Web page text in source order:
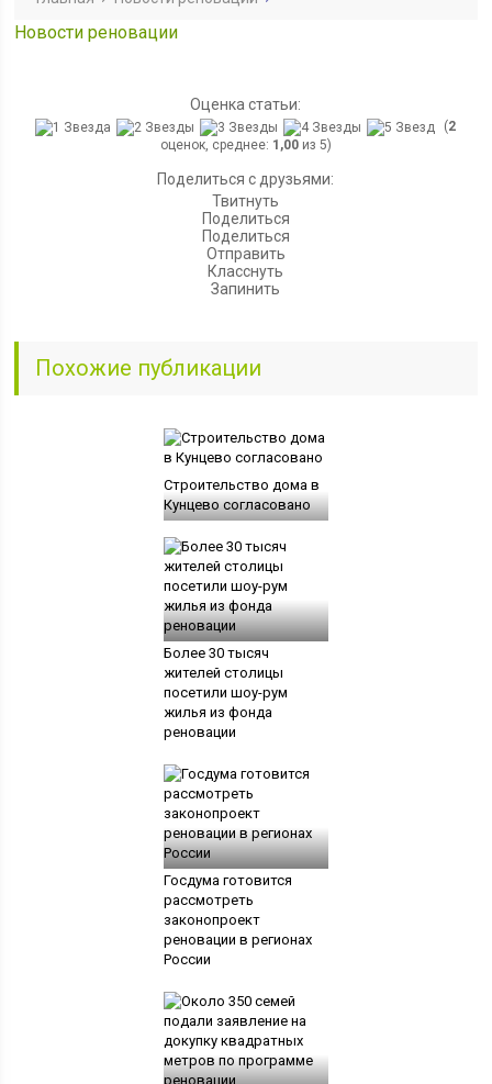
Новости реновации
Оценка статьи:
(2
оценок, среднее: 1,00из 5)
Поделиться с друзьями:
Твитнуть
Поделиться
Поделиться
Отправить
Класснуть
Запинить
Похожие публикации
Строительство дома в
Кунцево согласовано
Более 30 тысяч
жителей столицы
посетили шоу-рум
жилья из фонда
реновации
Госдума готовится
рассмотреть
законопроект
реновации в регионах
России